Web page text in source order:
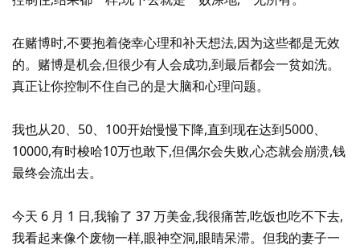
在赌博时,不要抱着侥幸心理和补天想法,因为这些都是无效
的。赌博是机会,但很少有人会成功,到最后都会一贫如洗。
真正让你控制不住自己的是大脑和心理问题。
我也从20、50、100开始慢慢下降,直到现在达到5000、
10000,有时梭哈10万也敢下,但偶尔会失败,心态就会崩溃,钱
最终会流出去。
今天 6 月 1 日,我输了 37 万美金,我很痛苦,吃饭也吃不下去,
我看起来像个废物一样,眼神空洞,眼睛呆滞。但我的妻子一